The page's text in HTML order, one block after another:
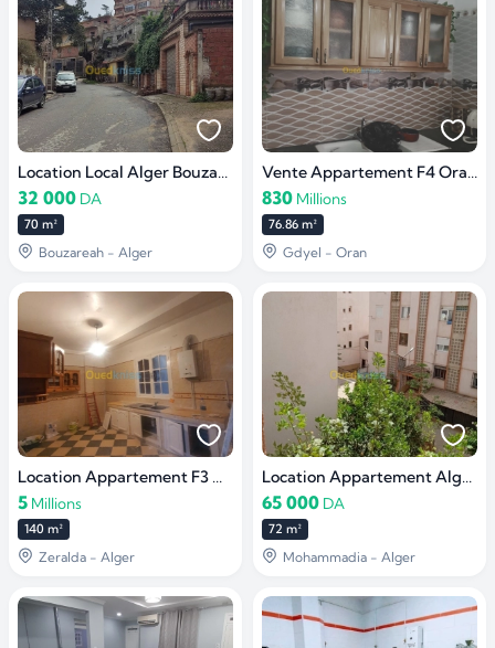
Location Local Alger Bouzareah
32 000 DA
70 m²
Bouzareah - Alger
Vente Appartement F4 Oran Gdyel
830 Millions
76.86 m²
Gdyel - Oran
Location Appartement F3 Alger Zéralda
5 Millions
140 m²
Zeralda - Alger
Location Appartement Alger Mohammadia
65 000 DA
72 m²
Mohammadia - Alger